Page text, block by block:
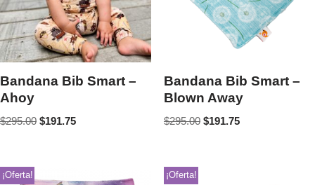
Bandana Bib Smart –
Ahoy
$295.00 $191.75
Bandana Bib Smart –
Blown Away
$295.00 $191.75
¡Oferta! ¡Oferta!